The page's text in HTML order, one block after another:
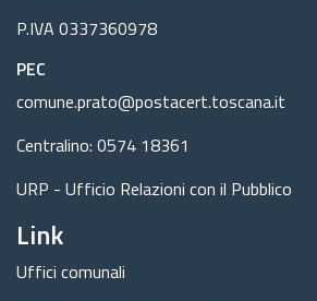
P.IVA 0337360978
PEC
comune.prato@postacert.toscana.it
Centralino: 0574 18361
URP - Ufficio Relazioni con il Pubblico
Link
Uffici comunali